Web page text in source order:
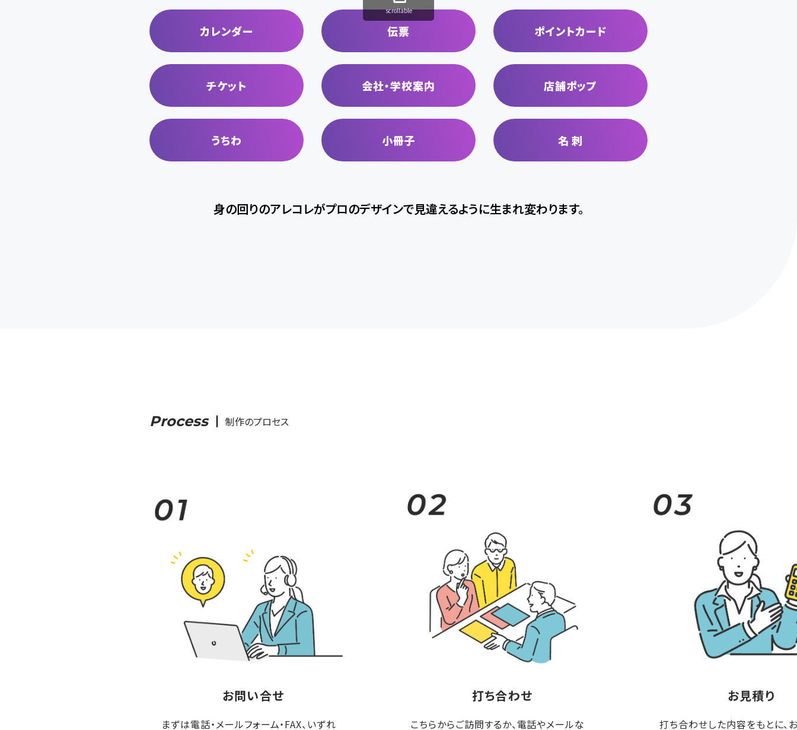
カレンダー 伝票 ポイントカード
チケット 会社・学校案内 店舗ポップ
うちわ 小冊子 名 刺
scrollable
身の回りのアレコレがプロのデザインで見違えるように生まれ変わります。
Process 制作のプロセス
お問い合せ
まずは電話・メールフォーム・FAX、いずれ
打ち合わせ
こちらからご訪問するか、電話やメールな
お見積り
打ち合わせした内容をもとに、